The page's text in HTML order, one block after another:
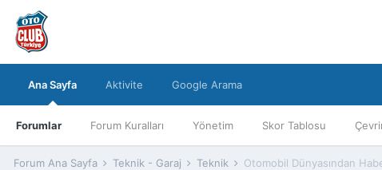
Ana Sayfa
Forumlar Forum Kuralları Yönetim Skor Tablosu
Aktivite Google Arama
Forum Ana Sayfa Teknik - Garaj Teknik Otomobil Dünyasından